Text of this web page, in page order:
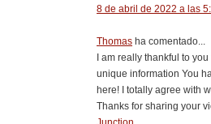
8 de abril de 2022 a las
Thomas ha comentado...
I am really thankful to
unique information You
here! I totally agree with
Thanks for sharing your